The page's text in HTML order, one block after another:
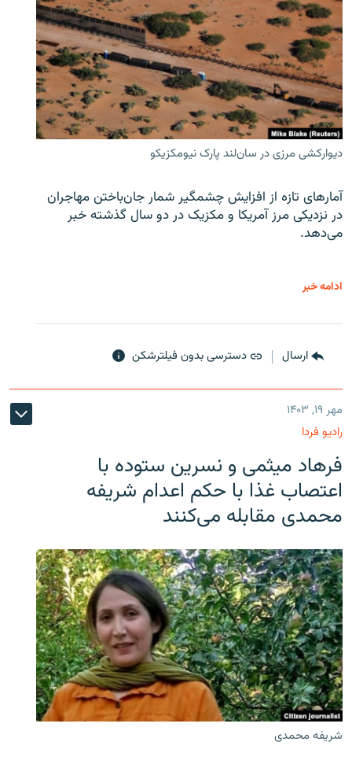
دیوارکشی مرزی در سان‌لند پارک نیومکزیکو
آمارهای تازه از افزایش چشمگیر شمار جان‌باختن مهاجران
در نزدیکی مرز آمریکا و مکزیک در دو سال گذشته خبر
می‌دهد.
ادامه خبر
ارسال دسترسی بدون فیلترشکن
مهر ۱۹, ۱۴۰۳
رادیو فردا
فرهاد میثمی و نسرین ستوده با
اعتصاب غذا با حکم اعدام شریفه
محمدی مقابله می‌کنند
شریفه محمدی